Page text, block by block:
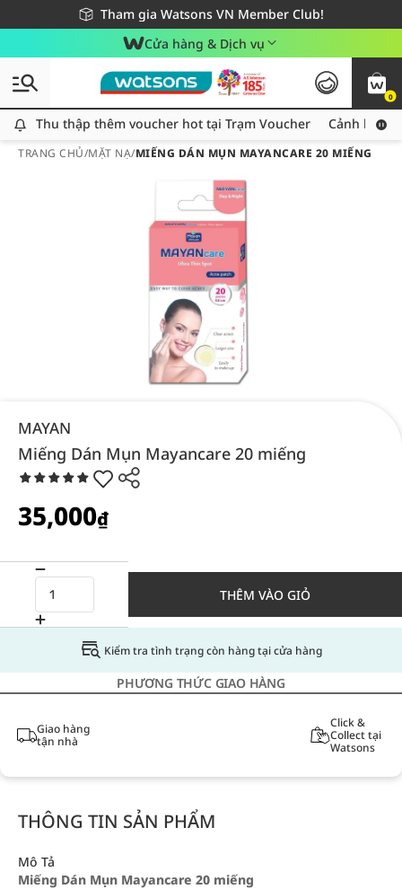
Tham gia Watsons VN Member Club!
Miễn phí giao hàng cho đơn hàng từ 249,000Đ
Giao hàng nhanh 24h - Áp dụng khu vực TP. Hồ Chí Minh
Cửa hàng & Dịch vụ
0
Thu thập thêm voucher hot tại Trạm Voucher
Thu thập thêm voucher hot tại Trạm Voucher Cảnh báo
TRANG CHỦ/MẶT NẠ/MIẾNG DÁN MỤN MAYANCARE 20 MIẾNG
MAYAN
Miếng Dán Mụn Mayancare 20 miếng
35,000₫
THÊM VÀO GIỎ
Kiểm tra tình trạng còn hàng tại cửa hàng
PHƯƠNG THỨC GIAO HÀNG
Giao hàng
tận nhà
Click &
Collect tại
Watsons
THÔNG TIN SẢN PHẨM
Mô Tả
Miếng Dán Mụn Mayancare 20 miếng